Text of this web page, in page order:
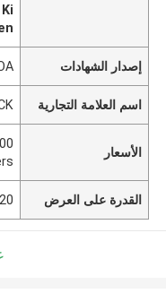
إصدار الشهادات
اسم العلامة التجارية
الأسعار
القدرة على العرض 120 كرتون /